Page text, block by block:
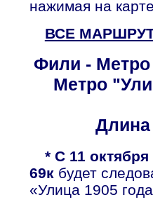
нажимая на
ВСЕ
Фили - Метро
Метро
Длина
* С 11 октября
69к будет
«Улица 1905